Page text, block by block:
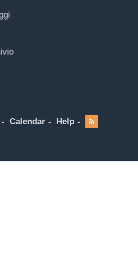
Calendar Help